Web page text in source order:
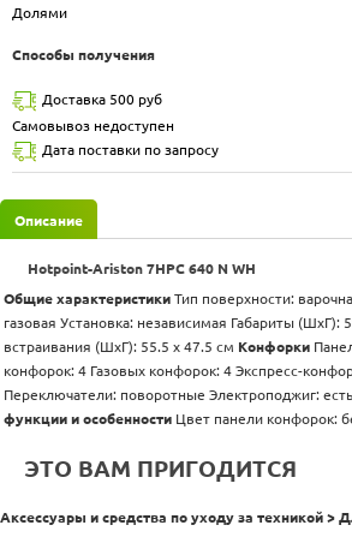
Долями
Способы получения
Доставка 500 руб
Самовывоз недоступен
Дата поставки по запросу
Описание
Hotpoint-Ariston 7HPC 640 N WH
Общие характеристики Тип поверхности:
газовая Установка: независимая Габариты (ШхГ): 59 x 51 см Размеры для
встраивания (ШхГ): 55.5 x 47.5 см Конфорки
конфорок: 4 Газовых конфорок: 4 Экспресс-
Переключатели: поворотные Электроподжиг:
функции и особенности Цвет панели конфорок:
ЭТО ВАМ ПРИГОДИТСЯ
Аксессуары и средства по уходу за техникой >